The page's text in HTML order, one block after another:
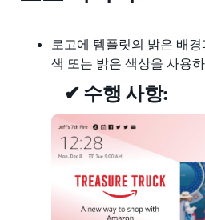
로고에 템플릿의 밝은 배
색 또는 밝은 색상을 사용
✔ 수행 사항: